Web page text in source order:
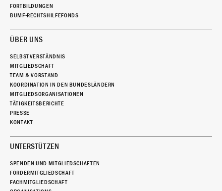
FORTBILDUNGEN
BUMF-RECHTSHILFEFONDS
ÜBER UNS
SELBSTVERSTÄNDNIS
MITGLIEDSCHAFT
TEAM & VORSTAND
KOORDINATION IN DEN BUNDESLÄNDERN
MITGLIEDSORGANISATIONEN
TÄTIGKEITSBERICHTE
PRESSE
KONTAKT
UNTERSTÜTZEN
SPENDEN UND MITGLIEDSCHAFTEN
FÖRDERMITGLIEDSCHAFT
FACHMITGLIEDSCHAFT